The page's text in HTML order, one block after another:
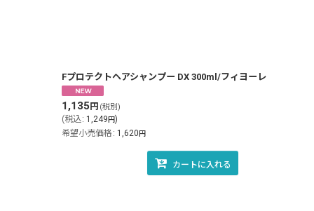
並び順:
Fプロテクトヘアシャンプー DX 300ml/フィヨーレ
1,135 円 (税別)
(税込: 1,249円)
希望小売価格 : 1,620円
カートに入れる